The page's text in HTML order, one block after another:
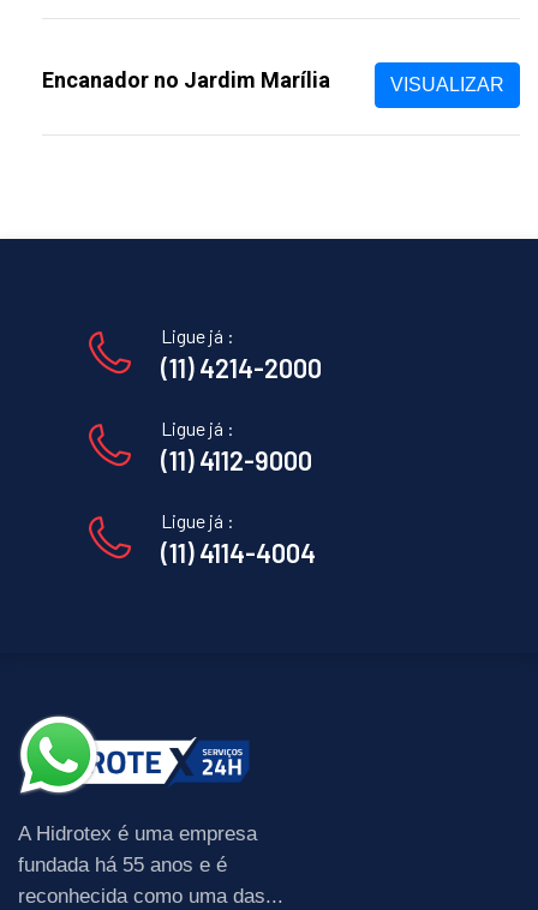
Encanador no Jardim Marília VISUALIZAR
Ligue já :
(11) 4214-2000
Ligue já :
(11) 4112-9000
Ligue já :
(11) 4114-4004
A Hidrotex é uma empresa
fundada há 55 anos e é
reconhecida como uma das...